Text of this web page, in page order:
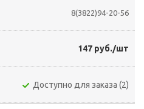
8(3822)94-20-56
147 руб./шт
Доступно для заказа (2)